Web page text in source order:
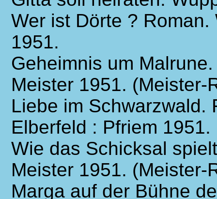
Wer ist Dörte ?
1951.
Geheimnis um
Meister 1951. (Meister-
Liebe im Schwarzwald.
Elberfeld : Pfriem 1951.
Wie das Schicksal
Meister 1951. (Meister-
Marga auf der Bühne